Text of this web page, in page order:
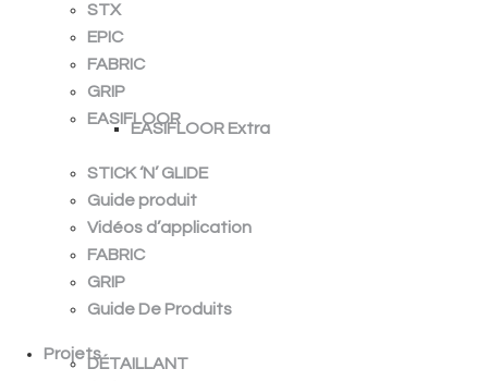
STX
EPIC
FABRIC
GRIP
EASIFLOOR
EASIFLOOR Extra
STICK ‘N’ GLIDE
Guide produit
Vidéos d’application
FABRIC
GRIP
Guide De Produits
Projets
DÉTAILLANT